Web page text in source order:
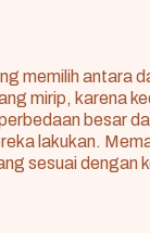
memilih antara
mirip, karena
besar
lakukan.
sesuai dengan